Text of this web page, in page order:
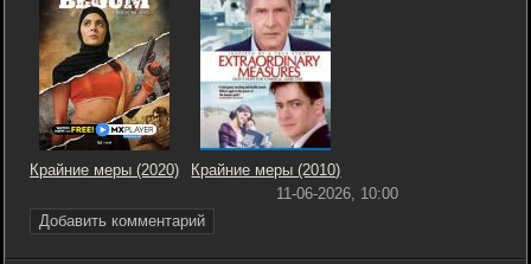
Крайние меры (2020) Крайние меры (2010)
Добавить комментарий
11-06-2026, 10:00